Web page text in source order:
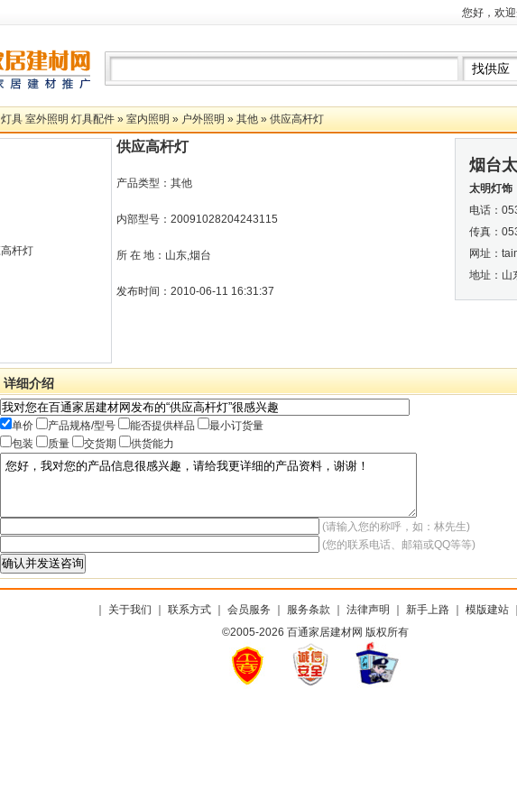
您好，欢
灯具 室外照明 灯具配件 » 室内照明 » 户外照明 » 其他 » 供应高杆灯
供应高杆灯
产品类型：其他
内部型号：20091028204243115
所 在 地：山东,烟台
发布时间：2010-06-11 16:31:37
烟台
太明灯饰
电话：
传真：
网址：
地址：山
详细介绍
单价 产品规格/型号 能否提供样品
最小订货量
包装
质量 交货期
供货能力
(请输入您的称呼，如：林先生)
(您的联系电话、邮箱或QQ等等)
关于我们 联系方式｜ 会员服务 服务条款 法律声明 新手上路｜ 模版建站
©2005-2026 百通家居建材网 版权所有